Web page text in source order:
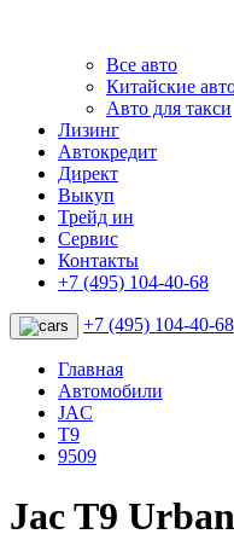
Все авто
Китайские
Авто для такси
Лизинг
Автокредит
Директ
Выкуп
Трейд ин
Сервис
Контакты
+7 (495) 104-40-68
+7 (495) 104-40-68
Главная
Автомобили
JAC
T9
9509
Jac T9